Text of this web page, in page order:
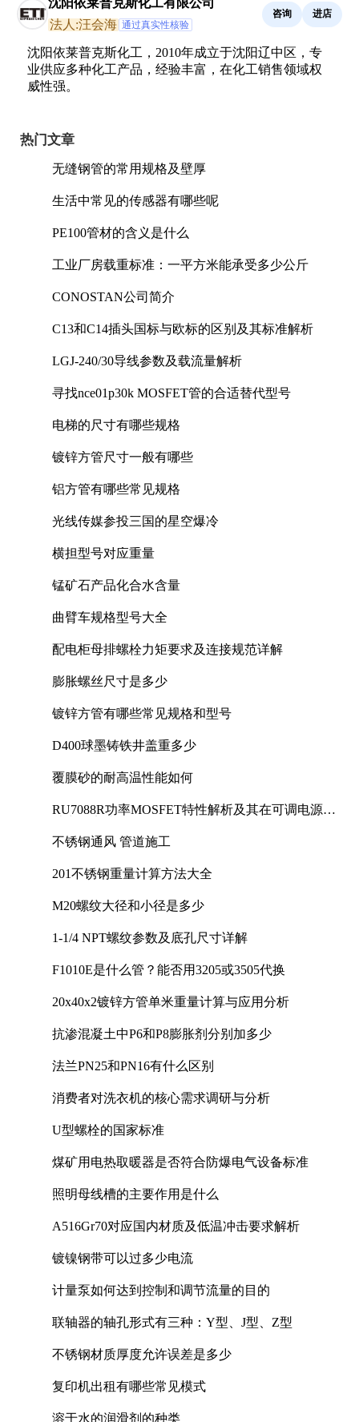
法人:汪会海 通过真实性核验
咨询 进店
沈阳依莱普克斯化工，2010年成立于沈阳辽中区，专
业供应多种化工产品，经验丰富，在化工销售领域权
威性强。
热门文章
无缝钢管的常用规格及壁厚
生活中常见的传感器有哪些呢
PE100管材的含义是什么
工业厂房载重标准：一平方米能承受多少公斤
CONOSTAN公司简介
C13和C14插头国标与欧标的区别及其标准解析
LGJ-240/30导线参数及载流量解析
寻找nce01p30k MOSFET管的合适替代型号
电梯的尺寸有哪些规格
镀锌方管尺寸一般有哪些
铝方管有哪些常见规格
光线传媒参投三国的星空爆冷
横担型号对应重量
锰矿石产品化合水含量
曲臂车规格型号大全
配电柜母排螺栓力矩要求及连接规范详解
膨胀螺丝尺寸是多少
镀锌方管有哪些常见规格和型号
D400球墨铸铁井盖重多少
覆膜砂的耐高温性能如何
RU7088R功率MOSFET特性解析及其在可调电源设
不锈钢通风 管道施工
201不锈钢重量计算方法大全
M20螺纹大径和小径是多少
1-1/4 NPT螺纹参数及底孔尺寸详解
F1010E是什么管？能否用3205或3505代换
20x40x2镀锌方管单米重量计算与应用分析
抗渗混凝土中P6和P8膨胀剂分别加多少
法兰PN25和PN16有什么区别
消费者对洗衣机的核心需求调研与分析
U型螺栓的国家标准
煤矿用电热取暖器是否符合防爆电气设备标准
照明母线槽的主要作用是什么
A516Gr70对应国内材质及低温冲击要求解析
镀镍钢带可以过多少电流
计量泵如何达到控制和调节流量的目的
联轴器的轴孔形式有三种：Y型、J型、Z型
不锈钢材质厚度允许误差是多少
复印机出租有哪些常见模式
溶于水的润滑剂的种类